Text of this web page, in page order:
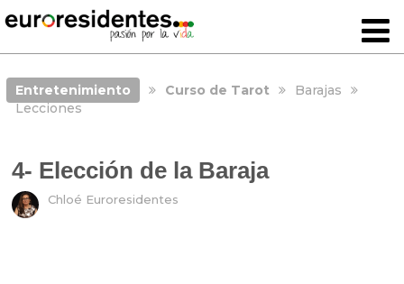
Entretenimiento Curso de Tarot
Barajas
Lecciones
4- Elección de la Baraja
Chloé Euroresidentes